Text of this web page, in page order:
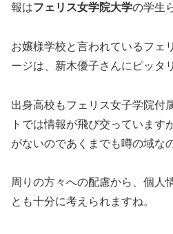
報はフェリス女学院大学の学生
お嬢様学校と言われているフェ
ージは、新木優子さんにピッタ
出身高校もフェリス女子学院付
トでは情報が飛び交っています
がないのであくまでも噂の域な
周りの方々への配慮から、個人
とも十分に考えられますね。